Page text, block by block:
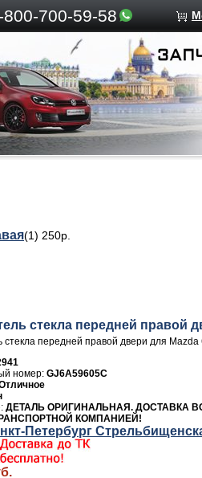
700-59-58
(1) 250р.
стекла передней правой
стекла передней правой двери для
GJ6A59605C
ДЕТАЛЬ ОРИГИНАЛЬНАЯ. ДОСТАВКА
КОМПАНИЕЙ!
Петербург